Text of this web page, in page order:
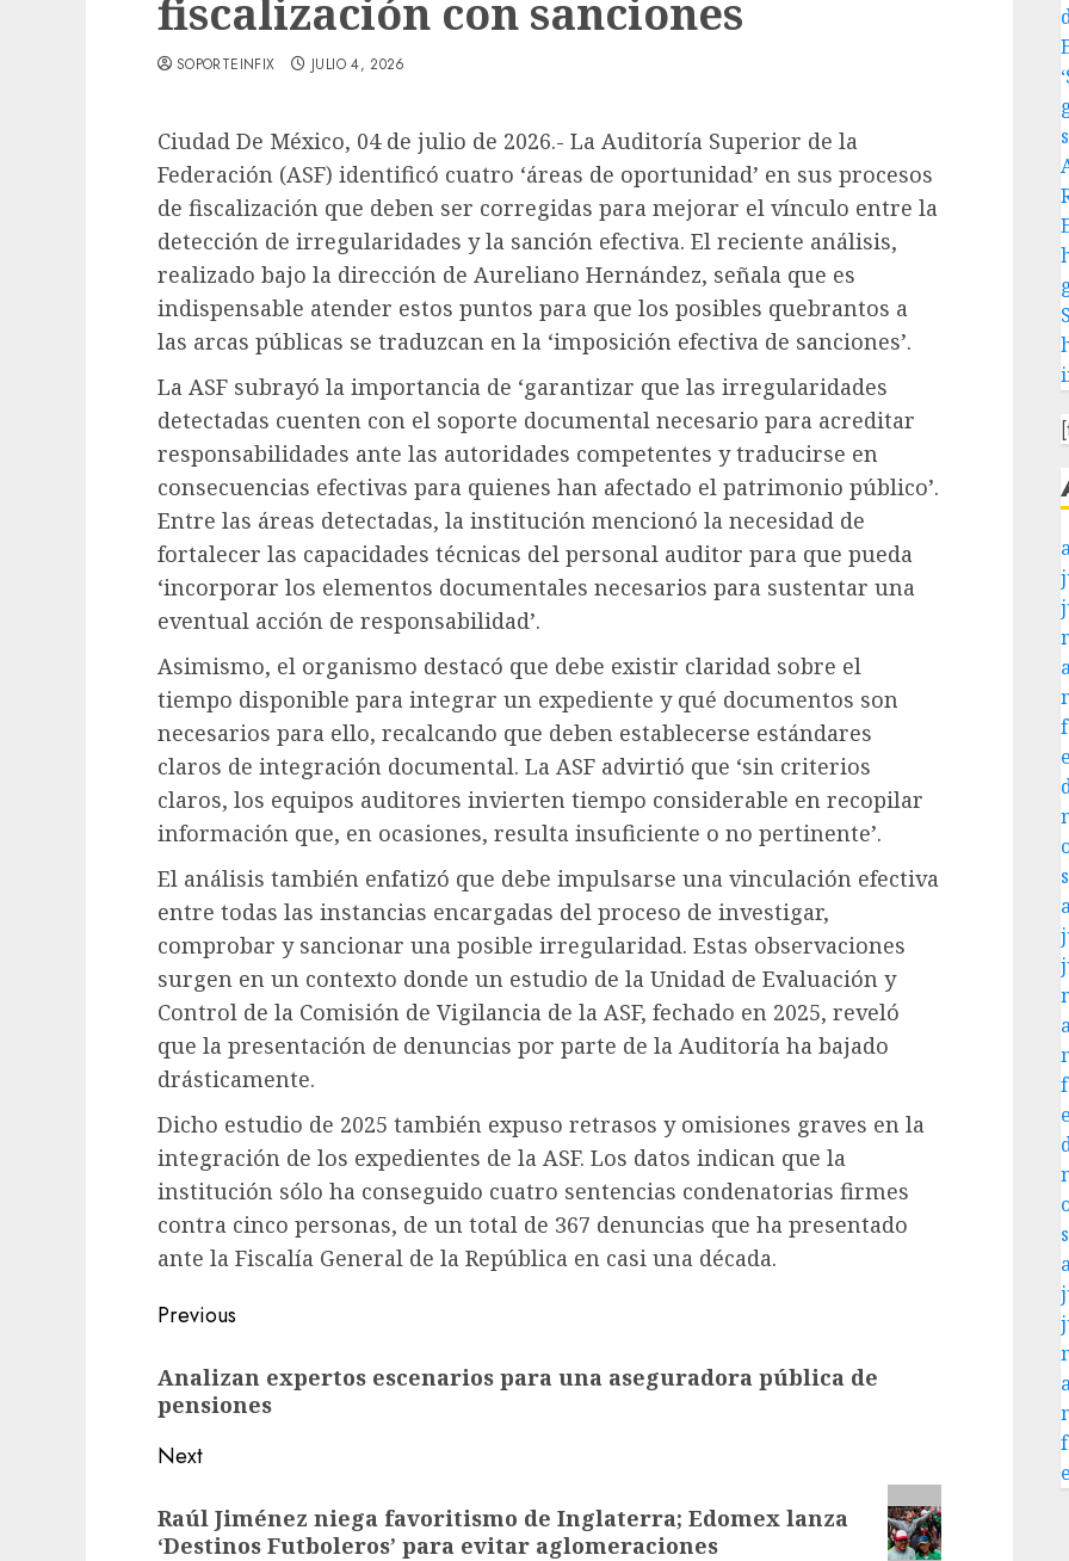
fiscalización con sanciones
SOPORTEINFIX JULIO 4, 2026
Ciudad De México, 04 de julio de 2026.- La Auditoría Superior de la
Federación (ASF) identificó cuatro ‘áreas de oportunidad’ en sus procesos
de fiscalización que deben ser corregidas para mejorar el vínculo entre la
detección de irregularidades y la sanción efectiva. El reciente análisis,
realizado bajo la dirección de Aureliano Hernández, señala que es
indispensable atender estos puntos para que los posibles quebrantos a
las arcas públicas se traduzcan en la ‘imposición efectiva de sanciones’.
La ASF subrayó la importancia de ‘garantizar que las irregularidades
detectadas cuenten con el soporte documental necesario para acreditar
responsabilidades ante las autoridades competentes y traducirse en
consecuencias efectivas para quienes han afectado el patrimonio público’.
Entre las áreas detectadas, la institución mencionó la necesidad de
fortalecer las capacidades técnicas del personal auditor para que pueda
‘incorporar los elementos documentales necesarios para sustentar una
eventual acción de responsabilidad’.
Asimismo, el organismo destacó que debe existir claridad sobre el
tiempo disponible para integrar un expediente y qué documentos son
necesarios para ello, recalcando que deben establecerse estándares
claros de integración documental. La ASF advirtió que ‘sin criterios
claros, los equipos auditores invierten tiempo considerable en recopilar
información que, en ocasiones, resulta insuficiente o no pertinente’.
El análisis también enfatizó que debe impulsarse una vinculación efectiva
entre todas las instancias encargadas del proceso de investigar,
comprobar y sancionar una posible irregularidad. Estas observaciones
surgen en un contexto donde un estudio de la Unidad de Evaluación y
Control de la Comisión de Vigilancia de la ASF, fechado en 2025, reveló
que la presentación de denuncias por parte de la Auditoría ha bajado
drásticamente.
Dicho estudio de 2025 también expuso retrasos y omisiones graves en la
integración de los expedientes de la ASF. Los datos indican que la
institución sólo ha conseguido cuatro sentencias condenatorias firmes
contra cinco personas, de un total de 367 denuncias que ha presentado
ante la Fiscalía General de la República en casi una década.
Previous
Analizan expertos escenarios para una aseguradora pública de
pensiones
Next
Raúl Jiménez niega favoritismo de Inglaterra; Edomex lanza
‘Destinos Futboleros’ para evitar aglomeraciones